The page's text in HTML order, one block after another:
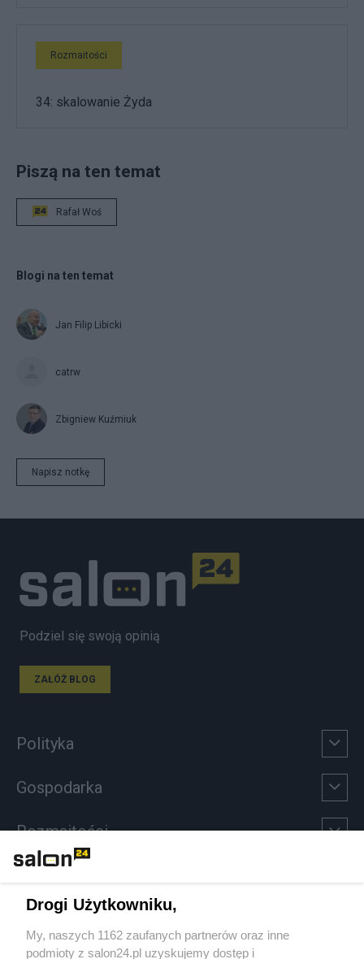
Rozmaitości
34: skalowanie Żyda
Piszą na ten temat
Rafał Woś
Blogi na ten temat
Jan Filip Libicki
catrw
Zbigniew Kuźmiuk
Napisz notkę
Podziel się swoją opinią
ZAŁÓŻ BLOG
Polityka
Gospodarka
Rozmaitości
Sport
Drogi Użytkowniku,
My, naszych 1162 zaufanych partnerów oraz inne
podmioty z salon24.pl uzyskujemy dostęp i